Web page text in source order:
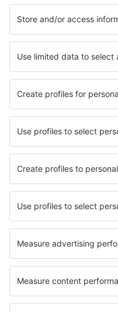
Află mai multe
Companii aeriene
Wizz Air
Ryanair
Lufthansa
Despre eSky
Cariere
Termeni şi condiţii
Rezervările mele
Politica de